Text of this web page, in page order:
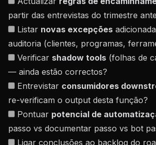
partir das entrevistas do trimestre
Listar novas excepções
auditoria (clientes, programas,
Verificar shadow tools (folhas de
— ainda estão correctos?
Entrevistar consumidores
re-verificam o output desta função?
Pontuar potencial de
passo vs documentar passo vs bot
Ligar conclusões ao backlog do